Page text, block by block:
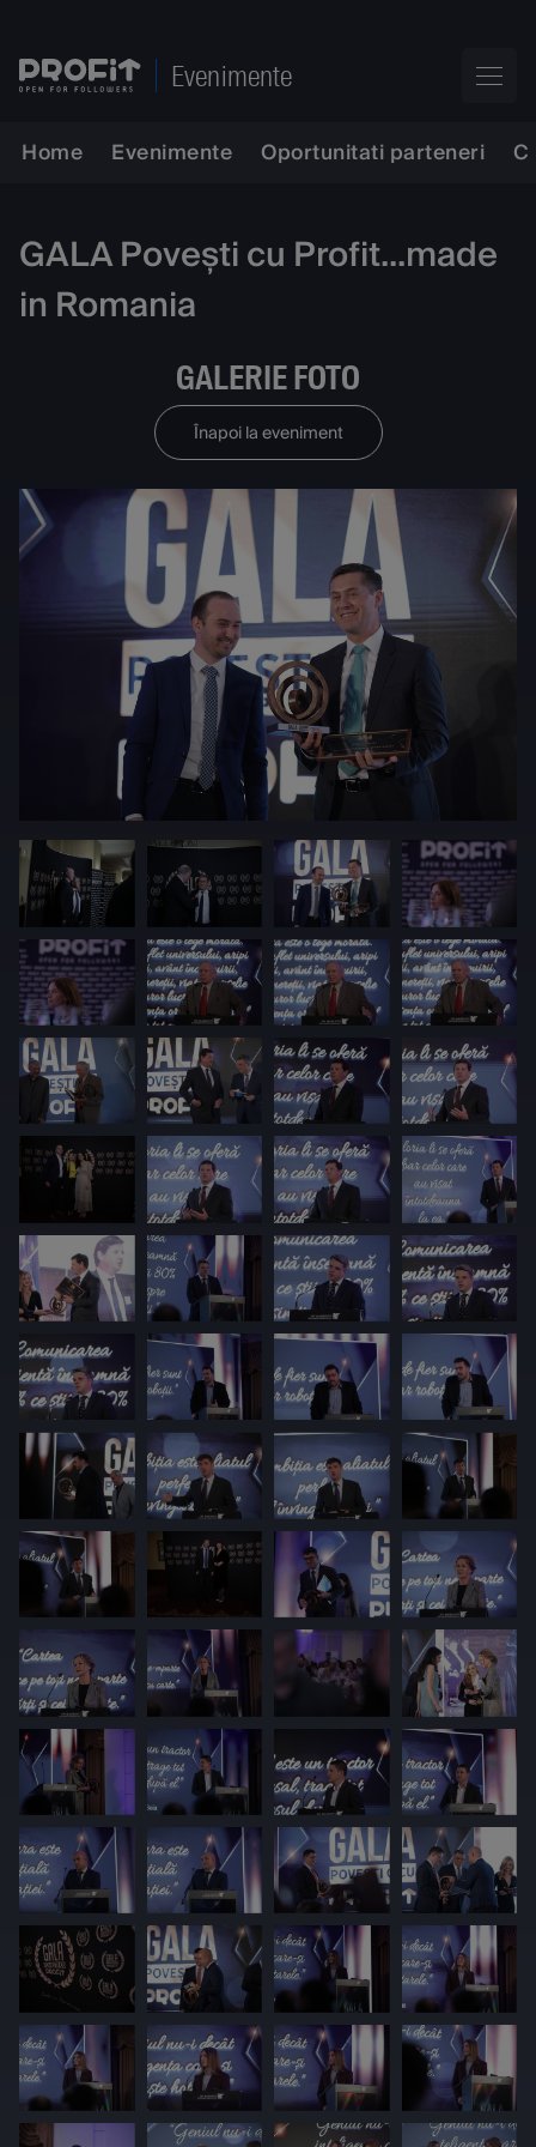
Evenimente
Home Evenimente Oportunitati parteneri
GALA Povești cu Profit...made
in Romania
GALERIE FOTO
Înapoi la eveniment